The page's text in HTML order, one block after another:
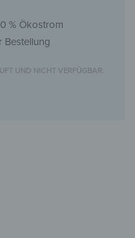
% Ökostrom
Bestellung
UND NICHT VERFÜGBAR.